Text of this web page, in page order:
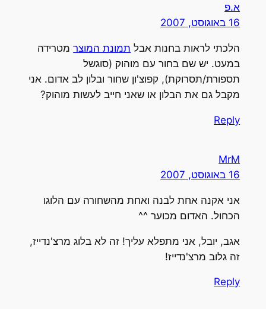
א.פ
16 באוגוסט, 2007
הלכתי לראות בחנות אבל תמונת המוצרמטרידה
במעט. יש שם בחור עם מוהוק (סוגשל
תספורת/תסרוקת), קפוצ'ון שחור ובלון לב אדום. אני
מקבל גם את הבלון או שאני חייב לעשות מוהוק?
Reply
MrM
16 באוגוסט, 2007
אני אקנה אחת לבנה ואחת מהשחורה עם הלוגו
הכחול. האדום מכוער ^^
אגב, יובל, אני מתפלא עליך! זה לא בלוג מרצ'נדייז,
זה גלוב מרצ'נדייז!
Reply